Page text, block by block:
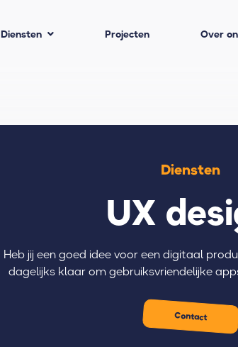
Diensten Projecten Over
Diensten
UX
Heb jij een goed idee voor een digitaal
dagelijks klaar om gebruiksvriendelijke
Contact